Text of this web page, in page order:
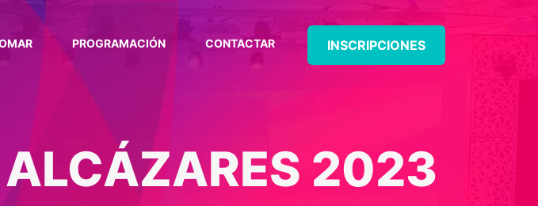
PROGRAMACIÓN CONTACTAR INSCRIPCIONES
2023